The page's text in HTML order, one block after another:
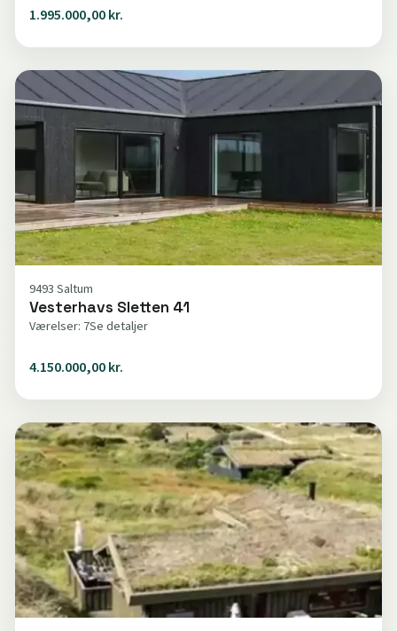
1.995.000,00 kr.
9493 Saltum
Vesterhavs Sletten 41
Værelser: 7Se detaljer
4.150.000,00 kr.